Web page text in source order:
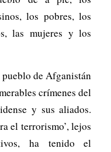
los pobres, los
las mujeres y los
de Afganistán
crímenes del
y sus aliados.
el terrorismo’, lejos
ha tenido el